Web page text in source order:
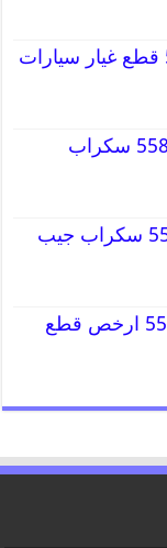
قطع غيار كيا 55818355 قطع غيار سيارات
قطع غيار باجيرو 55818355 سكراب
قطع غيار جيب 55818355 سكراب جيب
قطع غيار دودج 55818355 ارخص قطع